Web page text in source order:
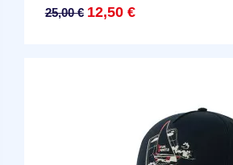
25,00 € 12,50 €